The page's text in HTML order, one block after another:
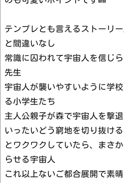
テンプレとも言えるストーリ
と間違いなし
常識に囚われて宇宙人を信じ
先生
宇宙人が襲いやすいように学
る小学生たち
主人公親子が森で宇宙人を撃
いったいどう窮地を切り抜ける
とワクワクしていたら、まさ
らせる宇宙人
これ以上ないご都合展開で素